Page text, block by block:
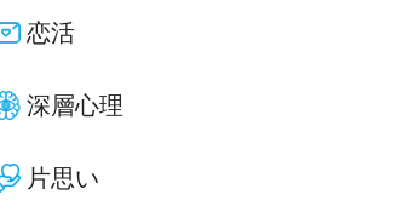
恋活
深層心理
片思い